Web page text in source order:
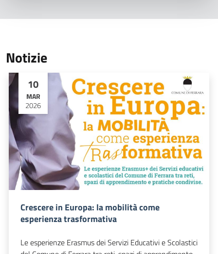
Notizie
10
MAR
2026
Crescere in Europa: la mobilità come
esperienza trasformativa
Le esperienze Erasmus dei Servizi Educativi e Scolastici